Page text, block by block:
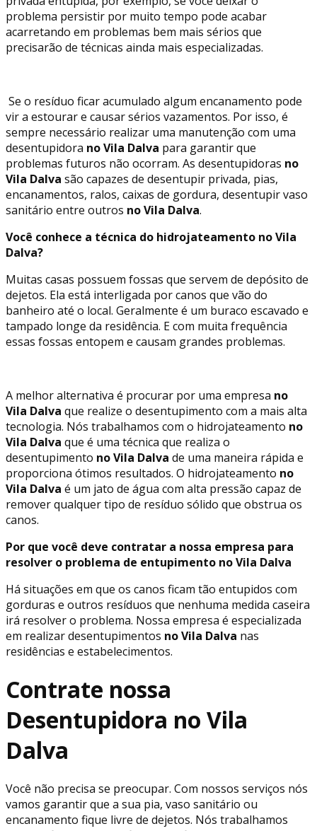
problema persistir por muito tempo pode acabar
acarretando em problemas bem mais sérios que
precisarão de técnicas ainda mais especializadas.
Se o resíduo ficar acumulado algum encanamento pode
vir a estourar e causar sérios vazamentos. Por isso, é
sempre necessário realizar uma manutenção com uma
desentupidora no Vila Dalva para garantir que
problemas futuros não ocorram. As desentupidoras no
Vila Dalva são capazes de desentupir privada, pias,
encanamentos, ralos, caixas de gordura, desentupir vaso
sanitário entre outros no Vila Dalva.
Você conhece a técnica do hidrojateamento no Vila
Dalva?
Muitas casas possuem fossas que servem de depósito de
dejetos. Ela está interligada por canos que vão do
banheiro até o local. Geralmente é um buraco escavado e
tampado longe da residência. E com muita frequência
essas fossas entopem e causam grandes problemas.
A melhor alternativa é procurar por uma empresa no
Vila Dalva que realize o desentupimento com a mais alta
tecnologia. Nós trabalhamos com o hidrojateamento no
Vila Dalva que é uma técnica que realiza o
desentupimento no Vila Dalva de uma maneira rápida e
proporciona ótimos resultados. O hidrojateamento no
Vila Dalva é um jato de água com alta pressão capaz de
remover qualquer tipo de resíduo sólido que obstrua os
canos.
Por que você deve contratar a nossa empresa para
resolver o problema de entupimento no Vila Dalva
Há situações em que os canos ficam tão entupidos com
gorduras e outros resíduos que nenhuma medida caseira
irá resolver o problema. Nossa empresa é especializada
em realizar desentupimentos no Vila Dalva nas
residências e estabelecimentos.
Contrate nossa
Desentupidora no Vila
Dalva
Você não precisa se preocupar. Com nossos serviços nós
vamos garantir que a sua pia, vaso sanitário ou
encanamento fique livre de dejetos. Nós trabalhamos